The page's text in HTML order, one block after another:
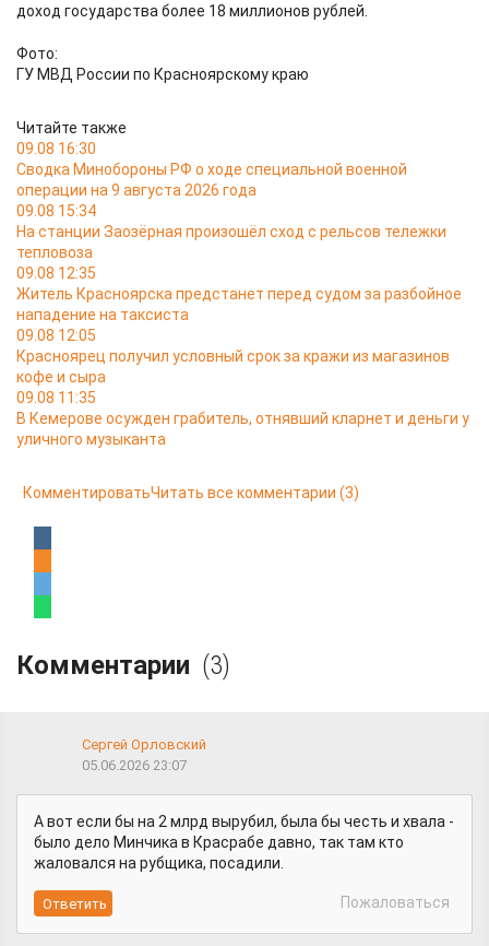
доход государства более 18 миллионов рублей.
Фото:
ГУ МВД России по Красноярскому краю
Читайте также
09.08 16:30
Сводка Минобороны РФ о ходе специальной военной
операции на 9 августа 2026 года
09.08 15:34
На станции Заозёрная произошёл сход с рельсов тележки
тепловоза
09.08 12:35
Житель Красноярска предстанет перед судом за разбойное
нападение на таксиста
09.08 12:05
Красноярец получил условный срок за кражи из магазинов
кофе и сыра
09.08 11:35
В Кемерове осужден грабитель, отнявший кларнет и деньги у
уличного музыканта
КомментироватьЧитать все комментарии (3)
Комментарии (3)
Сергей Орловский
05.06.2026 23:07
А вот если бы на 2 млрд вырубил, была бы честь и хвала -
было дело Минчика в Красрабе давно, так там кто
жаловался на рубщика, посадили.
Пожаловаться